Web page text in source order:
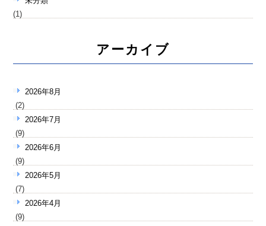
(1)
アーカイブ
2026年8月
(2)
2026年7月
(9)
2026年6月
(9)
2026年5月
(7)
2026年4月
(9)